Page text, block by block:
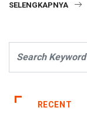
SELENGKAPNYA
RECENT